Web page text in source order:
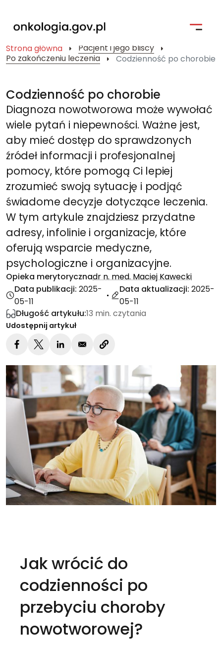
Strona główna
Profilaktyka
Pacjent i jego bliscy
Kompendium Chorób Nowotworowych
Badania kliniczne
Narodowa Strategia Onkologiczna
Wyszukiwarka
Strona główna
Pacjent i jego bliscy
Po zakończeniu leczenia
Codzienność po chorobie
Codzienność po chorobie
Diagnoza nowotworowa może wywołać
wiele pytań i niepewności. Ważne jest,
aby mieć dostęp do sprawdzonych
źródeł informacji i profesjonalnej
pomocy, które pomogą Ci lepiej
zrozumieć swoją sytuację i podjąć
świadome decyzje dotyczące leczenia.
W tym artykule znajdziesz przydatne
adresy, infolinie i organizacje, które
oferują wsparcie medyczne,
psychologiczne i organizacyjne.
Opieka merytorycznadr n. med. Maciej Kawecki
Data publikacji: 2025-
05-11
Data aktualizacji: 2025-
05-11
Długość artykułu:13 min. czytania
Udostępnij artykuł
Jak wrócić do
codzienności po
przebyciu choroby
nowotworowej?